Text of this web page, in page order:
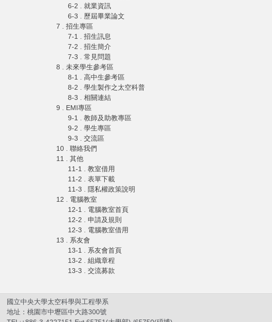
6-2 . 就業資訊
6-3 . 歷屆畢業論文
7 . 招生專區
7-1 . 招生訊息
7-2 . 招生簡介
7-3 . 常見問題
8 . 未來學生參考區
8-1 . 高中生參考區
8-2 . 學生製作之太空科普
8-3 . 相關連結
9 . EMI專區
9-1 . 教師及助教專區
9-2 . 學生專區
9-3 . 交流區
10 . 聯絡我們
11 . 其他
11-1 . 教室借用
11-2 . 表單下載
11-3 . 隱私權政策說明
12 . 電腦教室
12-1 . 電腦教室首頁
12-2 . 申請及規則
12-3 . 電腦教室借用
13 . 系友會
13-1 . 系友會首頁
13-2 . 組織章程
13-3 . 交流募款
國立中央大學太空科學與工程學系
地址：桃園市中壢區中大路300號